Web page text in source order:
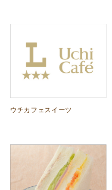
ウチカフェスイーツ